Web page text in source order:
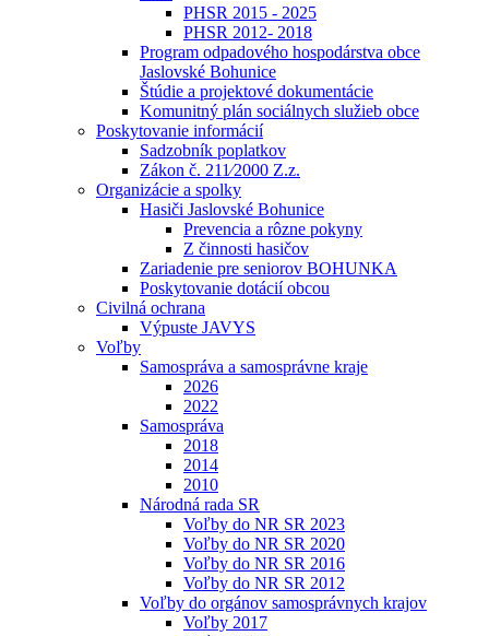
PHSR 2015 - 2025
PHSR 2012- 2018
Program odpadového hospodárstva obce
Jaslovské Bohunice
Štúdie a projektové dokumentácie
Komunitný plán sociálnych služieb obce
Poskytovanie informácií
Sadzobník poplatkov
Zákon č. 211⁄2000 Z.z.
Organizácie a spolky
Hasiči Jaslovské Bohunice
Prevencia a rôzne pokyny
Z činnosti hasičov
Zariadenie pre seniorov BOHUNKA
Poskytovanie dotácií obcou
Civilná ochrana
Výpuste JAVYS
Voľby
Samospráva a samosprávne kraje
2026
2022
Samospráva
2018
2014
2010
Národná rada SR
Voľby do NR SR 2023
Voľby do NR SR 2020
Voľby do NR SR 2016
Voľby do NR SR 2012
Voľby do orgánov samosprávnych krajov
Voľby 2017